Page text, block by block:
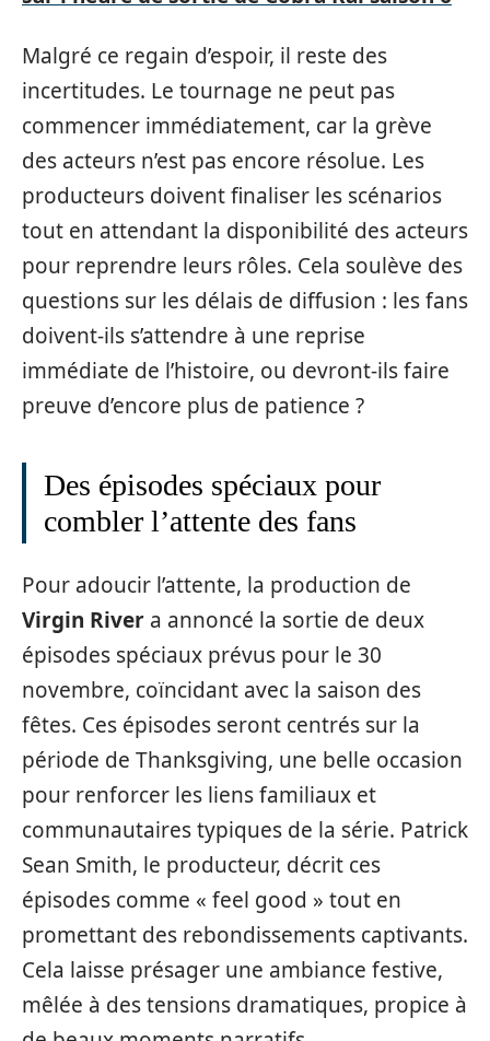
Malgré ce regain d’espoir, il reste des
incertitudes. Le tournage ne peut pas
commencer immédiatement, car la grève
des acteurs n’est pas encore résolue. Les
producteurs doivent finaliser les scénarios
tout en attendant la disponibilité des acteurs
pour reprendre leurs rôles. Cela soulève des
questions sur les délais de diffusion : les fans
doivent-ils s’attendre à une reprise
immédiate de l’histoire, ou devront-ils faire
preuve d’encore plus de patience ?
Des épisodes spéciaux pour
combler l’attente des fans
Pour adoucir l’attente, la production de
Virgin River a annoncé la sortie de deux
épisodes spéciaux prévus pour le 30
novembre, coïncidant avec la saison des
fêtes. Ces épisodes seront centrés sur la
période de Thanksgiving, une belle occasion
pour renforcer les liens familiaux et
communautaires typiques de la série. Patrick
Sean Smith, le producteur, décrit ces
épisodes comme « feel good » tout en
promettant des rebondissements captivants.
Cela laisse présager une ambiance festive,
mêlée à des tensions dramatiques, propice à